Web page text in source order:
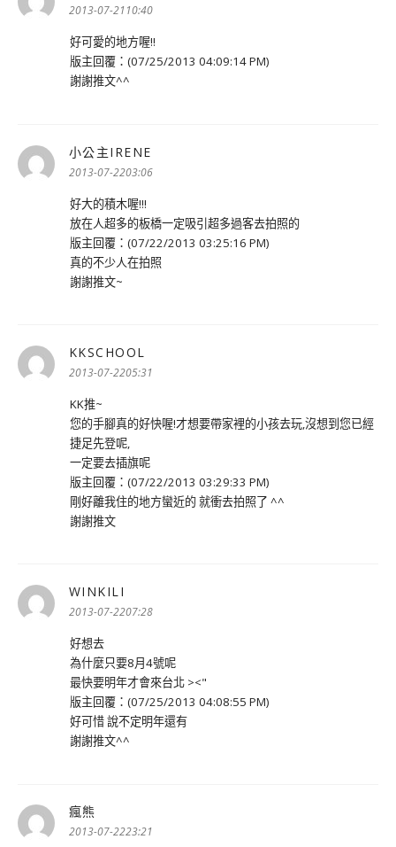
示:
2013-07-2110:40
好可愛的地方喔!!
版主回覆：(07/25/2013 04:09:14 PM)
謝謝推文^^
小公主IRENE
示:
2013-07-2203:06
好大的積木喔!!!
放在人超多的板橋一定吸引超多過客去拍照的
版主回覆：(07/22/2013 03:25:16 PM)
真的不少人在拍照
謝謝推文~
KKSCHOOL
示:
2013-07-2205:31
KK推~
您的手腳真的好快喔!才想要帶家裡的小孩去玩,沒想到您已經
捷足先登呢,
一定要去插旗呢
版主回覆：(07/22/2013 03:29:33 PM)
剛好離我住的地方蠻近的 就衝去拍照了 ^^
謝謝推文
WINKILI
示:
2013-07-2207:28
好想去
為什麼只要8月4號呢
最快要明年才會來台北 ><"
版主回覆：(07/25/2013 04:08:55 PM)
好可惜 說不定明年還有
謝謝推文^^
瘋熊
示:
2013-07-2223:21